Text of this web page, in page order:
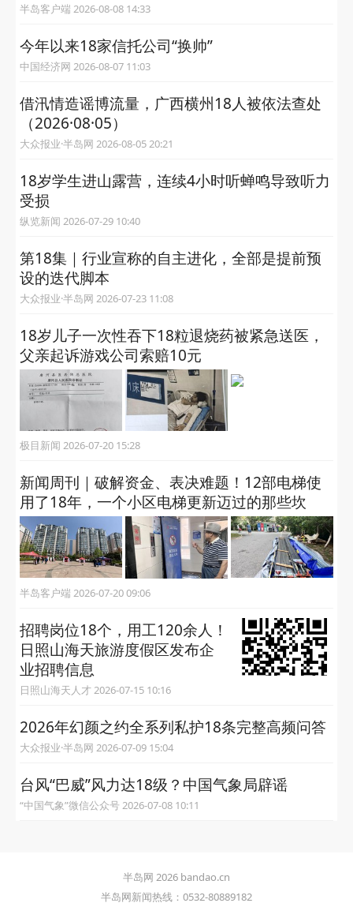
半岛客户端 2026-08-08 14:33
今年以来18家信托公司“换帅”
中国经济网 2026-08-07 11:03
借汛情造谣博流量，广西横州18人被依法查处
（2026·08·05）
大众报业·半岛网 2026-08-05 20:21
18岁学生进山露营，连续4小时听蝉鸣导致听力
受损
纵览新闻 2026-07-29 10:40
第18集｜行业宣称的自主进化，全部是提前预
设的迭代脚本
大众报业·半岛网 2026-07-23 11:08
18岁儿子一次性吞下18粒退烧药被紧急送医，
父亲起诉游戏公司索赔10元
极目新闻 2026-07-20 15:28
新闻周刊｜破解资金、表决难题！12部电梯使
用了18年，一个小区电梯更新迈过的那些坎
半岛客户端 2026-07-20 09:06
招聘岗位18个，用工120余人！
日照山海天旅游度假区发布企
业招聘信息
日照山海天人才 2026-07-15 10:16
2026年幻颜之约全系列私护18条完整高频问答
大众报业·半岛网 2026-07-09 15:04
台风“巴威”风力达18级？中国气象局辟谣
“中国气象”微信公众号 2026-07-08 10:11
半岛网 2026 bandao.cn
半岛网新闻热线：0532-80889182